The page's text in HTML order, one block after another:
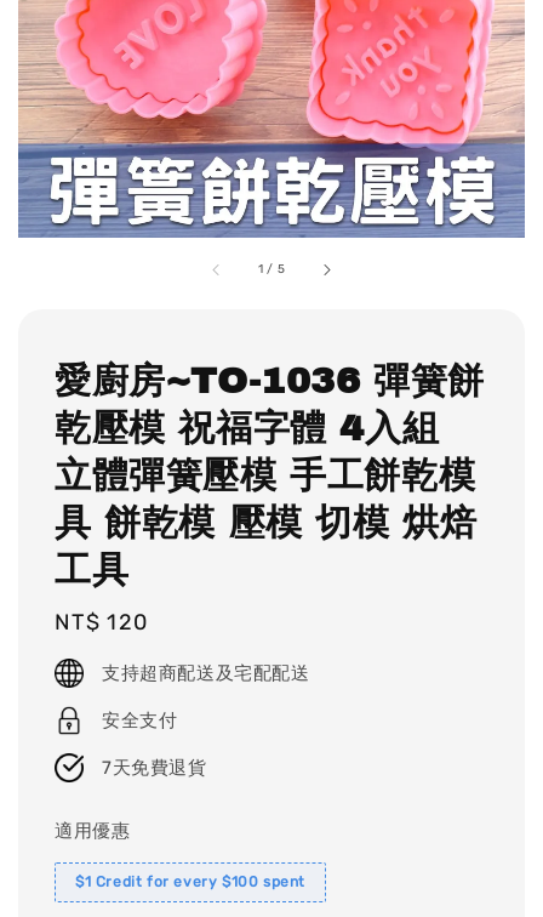
1 / 5
愛廚房~TO-1036 彈簧餅
乾壓模 祝福字體 4入組
立體彈簧壓模 手工餅乾模
具 餅乾模 壓模 切模 烘焙
工具
Regular
price
NT$ 120
支持超商配送及宅配配送
安全支付
7天免費退貨
適用優惠
$1 Credit for every $100 spent